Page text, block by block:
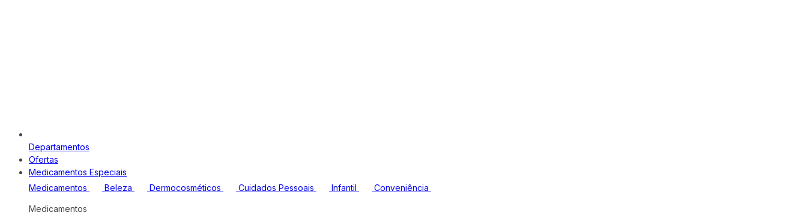
Departamentos
Ofertas
Medicamentos Especiais
Medicamentos
Beleza Dermocosméticos Cuidados Pessoais Infantil Conveniência
Medicamentos